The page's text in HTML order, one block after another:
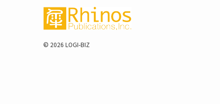
© 2026 LOGI-BIZ